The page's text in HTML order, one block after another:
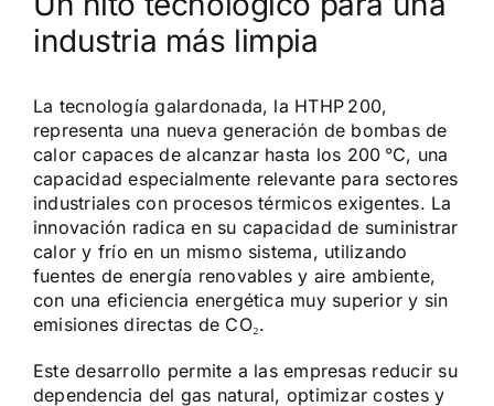
industria más limpia
La tecnología galardonada, la HTHP 200,
representa una nueva generación de bombas de
calor capaces de alcanzar hasta los 200 °C, una
capacidad especialmente relevante para sectores
industriales con procesos térmicos exigentes. La
innovación radica en su capacidad de suministrar
calor y frío en un mismo sistema, utilizando
fuentes de energía renovables y aire ambiente,
con una eficiencia energética muy superior y sin
emisiones directas de CO₂.
Este desarrollo permite a las empresas reducir su
dependencia del gas natural, optimizar costes y